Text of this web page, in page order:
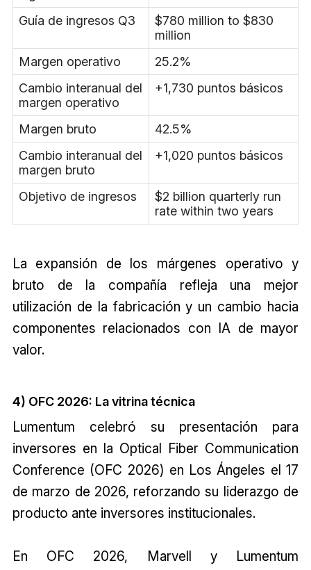
Guía de ingresos Q3
$780 million to $830
million
Margen operativo
25.2%
Cambio interanual del
margen operativo
+1,730 puntos básicos
Margen bruto
42.5%
Cambio interanual del
margen bruto
+1,020 puntos básicos
Objetivo de ingresos
$2 billion quarterly run
rate within two years
La expansión de los márgenes operativo y
bruto de la compañía refleja una mejor
utilización de la fabricación y un cambio hacia
componentes relacionados con IA de mayor
valor.
4) OFC 2026: La vitrina técnica
Lumentum celebró su presentación para
inversores en la Optical Fiber Communication
Conference (OFC 2026) en Los Ángeles el 17
de marzo de 2026, reforzando su liderazgo de
producto ante inversores institucionales.
En OFC 2026, Marvell y Lumentum